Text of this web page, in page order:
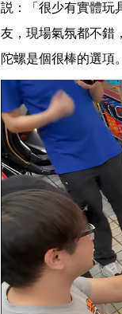
説：「很少有實體玩
友，現場氣氛都不錯
陀螺是個很棒的選項